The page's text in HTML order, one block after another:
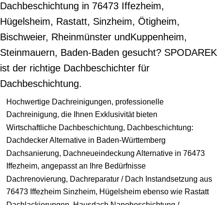
Dachbeschichtung in 76473 Iffezheim,
Hügelsheim, Rastatt, Sinzheim, Ötigheim,
Bischweier, Rheinmünster undKuppenheim,
Steinmauern, Baden-Baden gesucht? SPODAREK
ist der richtige Dachbeschichter für
Dachbeschichtung.
Hochwertige Dachreinigungen, professionelle
Dachreinigung, die Ihnen Exklusivität bieten
Wirtschaftliche Dachbeschichtung, Dachbeschichtung:
Dachdecker Alternative in Baden-Württemberg
Dachsanierung, Dachneueindeckung Alternative in 76473
Iffezheim, angepasst an Ihre Bedürfnisse
Dachrenovierung, Dachreparatur / Dach Instandsetzung aus
76473 Iffezheim Sinzheim, Hügelsheim ebenso wie Rastatt